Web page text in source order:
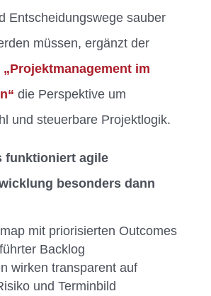
Entscheidungswege sauber
müssen, ergänzt der
„Projektmanagement im
die Perspektive um
und steuerbare Projektlogik.
funktioniert agile
besonders dann
mit priorisierten Outcomes
Backlog
wirken transparent auf
und Terminbild